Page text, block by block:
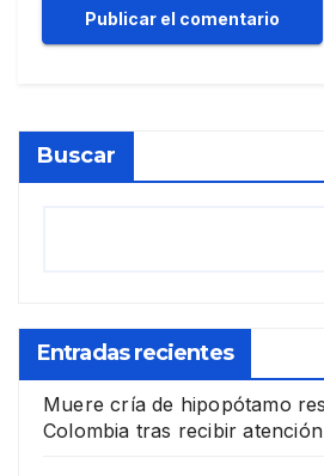
Buscar
Entradas recientes
Muere cría de hipopótamo
Colombia tras recibir